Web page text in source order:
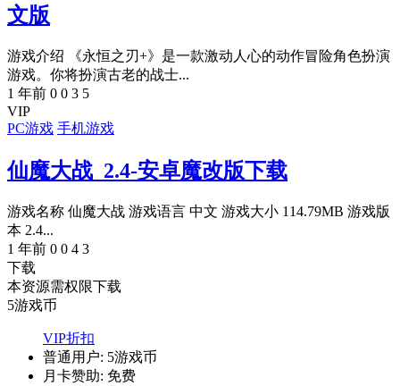
文版
游戏介绍 《永恒之刃+》是一款激动人心的动作冒险角色扮演
游戏。你将扮演古老的战士...
1 年前 0 0 3 5
VIP
PC游戏 手机游戏
仙魔大战_2.4-安卓魔改版下载
游戏名称 仙魔大战 游戏语言 中文 游戏大小 114.79MB 游戏版
本 2.4...
1 年前 0 0 4 3
下载
本资源需权限下载
5游戏币
VIP折扣
普通用户: 5游戏币
月卡赞助: 免费